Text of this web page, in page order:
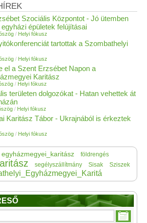
Szociális Központot - Jó ütemben
épületek felújításai
/ Helyi fókusz
tartottak a Szombathelyi
/ Helyi fókusz
el a Szent Erzsébet Napon a
Karitász
/ Helyi fókusz
területen dolgozókat - Hatan vehettek át
/ Helyi fókusz
Karitász Tábor - Ukrajnából is érkeztek
/ Helyi fókusz
egyházmegyei_karitász földrengés
segélyszállítmány Sisak Sziszek